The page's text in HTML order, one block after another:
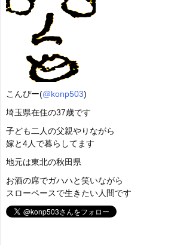
こんぴー(@konp503)
埼玉県在住の37歳です
子ども二人の父親やりながら
嫁と4人で暮らしてます
地元は東北の秋田県
お酒の席でガハハと笑いながら
スローペースで生きたい人間です